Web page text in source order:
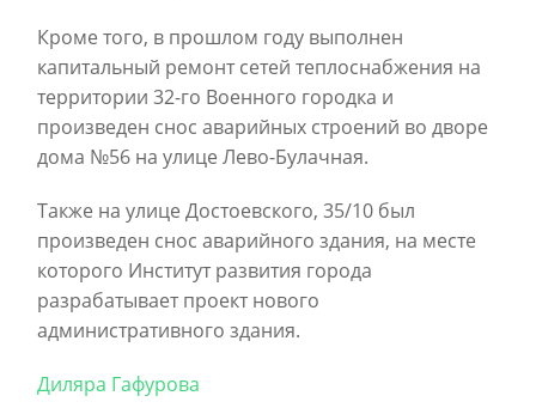
Кроме того, в прошлом году выполнен
капитальный ремонт сетей теплоснабжения на
территории 32-го Военного городка и
произведен снос аварийных строений во дворе
дома №56 на улице Лево-Булачная.
Также на улице Достоевского, 35/10 был
произведен снос аварийного здания, на месте
которого Институт развития города
разрабатывает проект нового
административного здания.
Диляра Гафурова